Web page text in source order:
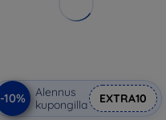
-10%
Alennus
kupongilla
EXTRA10